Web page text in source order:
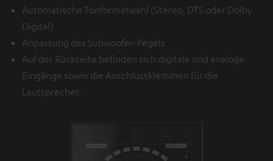
Automatische Tonformatwahl (Stereo, DTS oder Dolby
Digital)
Anpassung des Subwoofer-Pegels
Auf der Rückseite befinden sich digitale und analoge
Eingänge sowie die Anschlussklemmen für die
Lautsprecher.